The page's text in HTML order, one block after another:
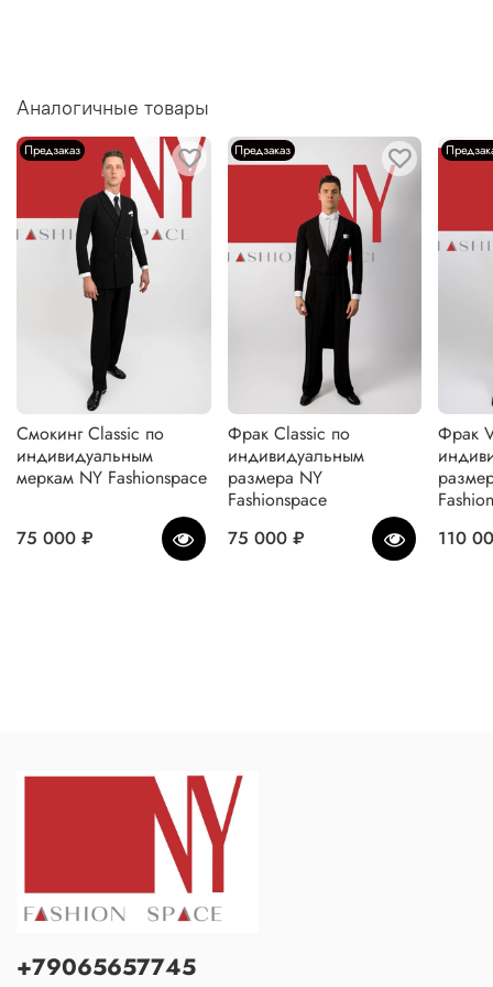
Аналогичные товары
Предзаказ
Смокинг Classic по
индивидуальным
меркам NY Fashionspace
75 000 ₽
Предзаказ
Фрак Classic по
индивидуальным
размера NY
Fashionspace
75 000 ₽
Фрак
110
+79065657745